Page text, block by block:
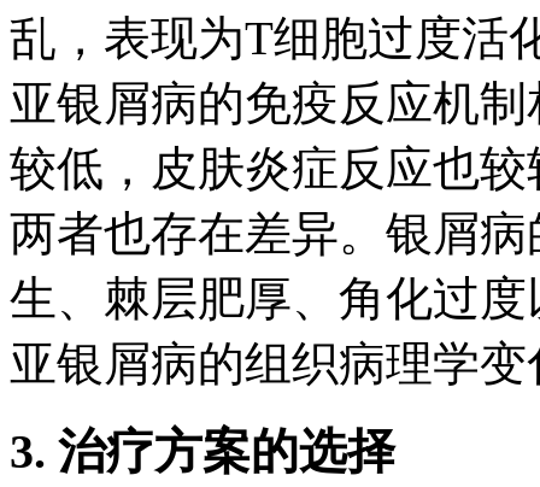
乱，表现为T细胞过度活
亚银屑病的免疫反应机
较低，皮肤炎症反应也
两者也存在差异。银屑
生、棘层肥厚、角化过
亚银屑病的组织病理学
3. 治疗方案的选择